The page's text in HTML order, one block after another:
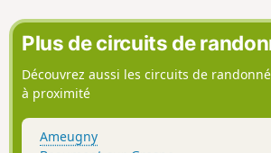
Plus de circuits de
Découvrez aussi les circuits de
à proximité
Ameugny